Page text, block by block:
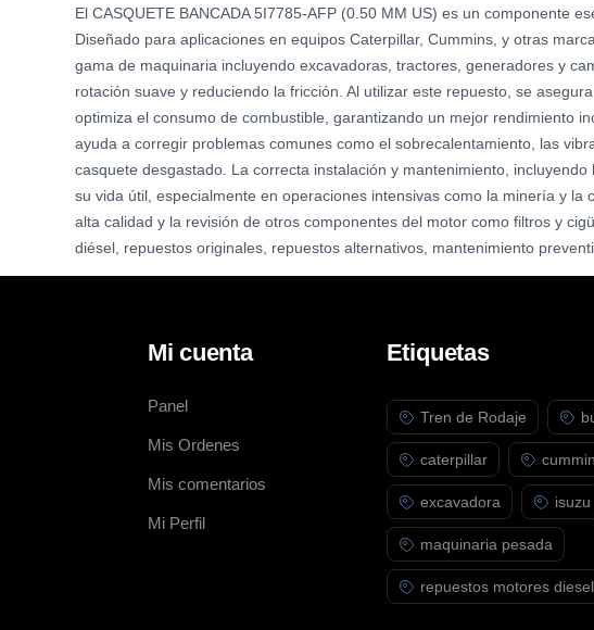
El CASQUETE BANCADA 5I7785-AFP (0.50 MM US) es un componente
Diseñado para aplicaciones en equipos Caterpillar, Cummins, y otras
gama de maquinaria incluyendo excavadoras, tractores, generadores y
rotación suave y reduciendo la fricción. Al utilizar este repuesto, se
optimiza el consumo de combustible, garantizando un mejor rendimiento
ayuda a corregir problemas comunes como el sobrecalentamiento, las
casquete desgastado. La correcta instalación y mantenimiento,
su vida útil, especialmente en operaciones intensivas como la minería y
alta calidad y la revisión de otros componentes del motor como filtros y
diésel, repuestos originales, repuestos alternativos, mantenimiento
Mi cuenta
Panel
Mis Ordenes
Mis comentarios
Mi Perfil
Etiquetas
Tren de Rodaje
caterpillar
excavadora isuzu
maquinaria pesada
repuestos motores diesel